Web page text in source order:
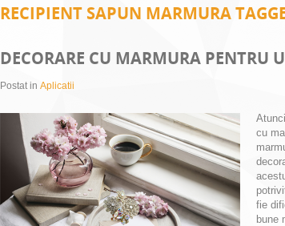
RECIPIENT SAPUN MARMURA
DECORARE CU MARMURA PENTRU
Postat in Aplicatii
cu
fie
bune